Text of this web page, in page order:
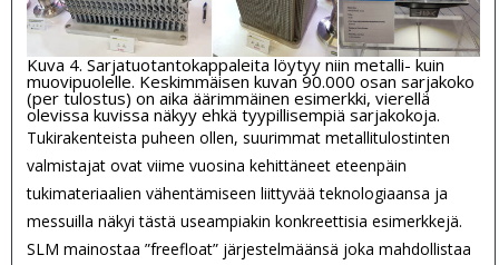
Kuva 4. Sarjatuotantokappaleita löytyy niin metalli- kuin
muovipuolelle. Keskimmäisen kuvan 90.000 osan sarjakoko
(per tulostus) on aika äärimmäinen esimerkki, vierellä
olevissa kuvissa näkyy ehkä tyypillisempiä sarjakokoja.
Tukirakenteista puheen ollen, suurimmat metallitulostinten
valmistajat ovat viime vuosina kehittäneet eteenpäin
tukimateriaalien vähentämiseen liittyvää teknologiaansa ja
messuilla näkyi tästä useampiakin konkreettisia esimerkkejä.
SLM mainostaa ”freefloat” järjestelmäänsä joka mahdollistaa